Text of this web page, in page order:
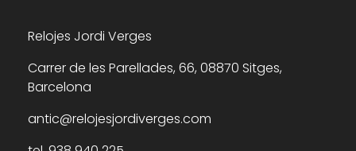
Relojes Jordi Verges
Carrer de les Parellades, 66, 08870 Sitges,
Barcelona
antic@relojesjordiverges.com